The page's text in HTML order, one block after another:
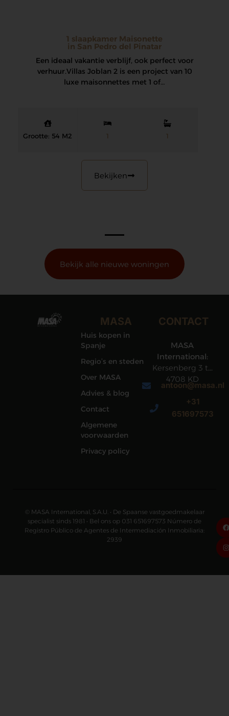
1 slaapkamer Maisonette
in San Pedro del Pinatar
Een ideaal vakantie verblijf, ook perfect voor
verhuur. Villas Joblan 2 is een project van 10
luxe maisonnettes met 1 of…
Grootte: 54 M2 1 1
Bekijken
Bekijk alle nieuwe woningen
MASA
Huis kopen in
Spanje
Regio’s en steden
Over MASA
Advies & blog
Contact
Algemene
voorwaarden
Privacy policy
CONTACT
MASA
International:
Kersenberg 3 te
4708 KD
Roosendaal
antoon@masa.nl
+31
651697573
© MASA International, S.A.U. • De Spaanse vastgoedmakelaar
specialist sinds 1981 • Bel ons op 031 651697573 Número de
Registro Público de Agentes de Intermediación Inmobiliaria:
2939